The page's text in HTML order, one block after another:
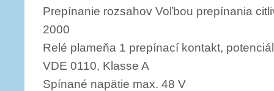
Prepínanie rozsahov Voľbou prepínania
2000
Relé plameňa 1 prepínací kontakt,
VDE 0110, Klasse A
Spínané napätie max. 48 V